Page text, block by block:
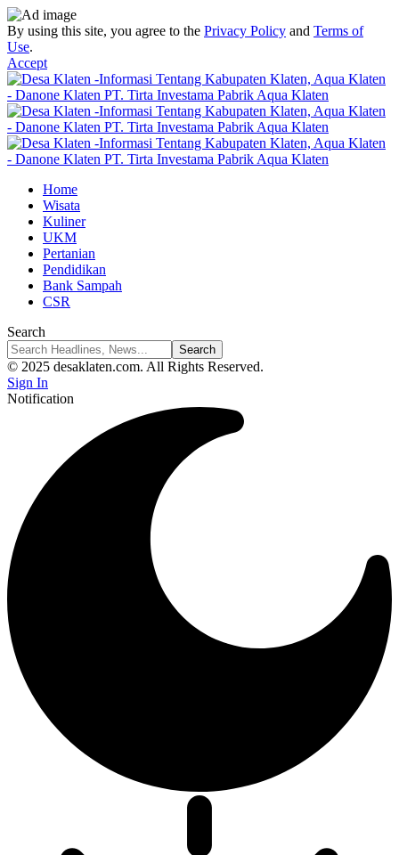
By using this site, you agree to the Privacy Policy and Terms of
Use.
Accept
Home
Wisata
Kuliner
UKM
Pertanian
Pendidikan
Bank Sampah
CSR
Search
© 2025 desaklaten.com. All Rights Reserved.
Sign In
Notification